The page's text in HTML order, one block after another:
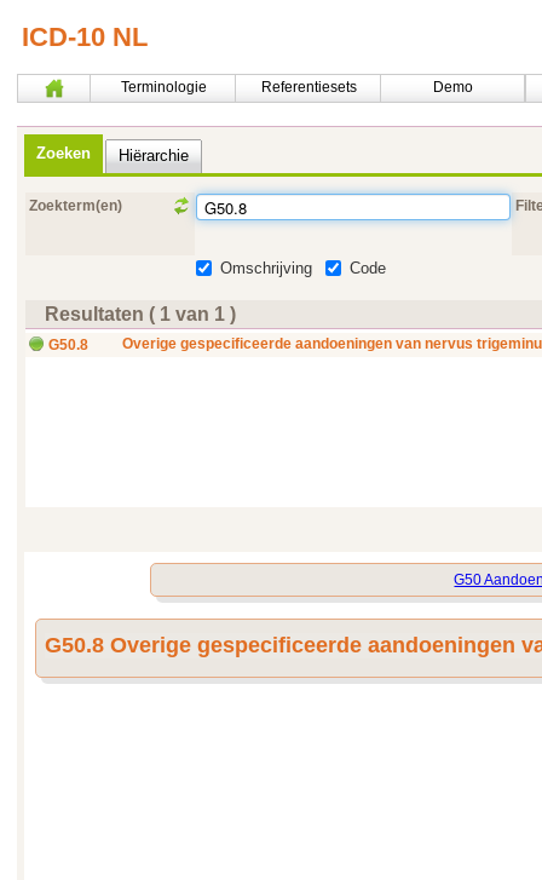
ICD-10 NL
Terminologie Referentiesets Demo
Zoeken Hiërarchie
Zoekterm(en)
Omschrijving Code
Resultaten ( 1 van 1 )
G50.8 Overige gespecificeerde aandoeningen van nervus